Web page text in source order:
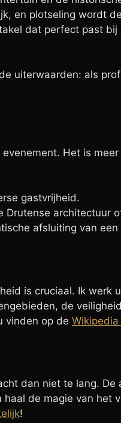
en plotseling wordt
dat perfect past bij
uiterwaarden: als
Het is
gastvrijheid.
Drutense architectuur
afsluiting van
is cruciaal. Ik
de
vinden op de
dan niet te lang.
de magie van het
!